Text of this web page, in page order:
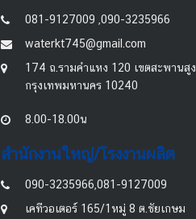
081-9127009 ,090-3235966
waterkt745@gmail.com
174 ถ.รามคำแหง 120 เขตสะพานสูง
กรุงเทพมหานคร 10240
8.00-18.00น
สำนักงานใหญ่/โรงงานผลิต
090-3235966,081-9127009
เคทีวอเตอร์ 165/1หมู่ 8 ต.ชัยเกษม